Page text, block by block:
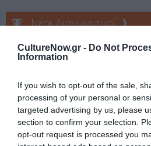
CultureNow.gr - Do Not
Information
If you wish to opt-out of the sale,
processing of your personal or
targeted advertising by us, please
section to confirm your selection.
opt-out request is processed you
Νέοι Διαγωνισμοί❯
Tags
ΠΑΙΔΙΚΕΣ ΠΑΡΑΣΤΑΣΕΙΣ 2021 – 2022
Newsletter